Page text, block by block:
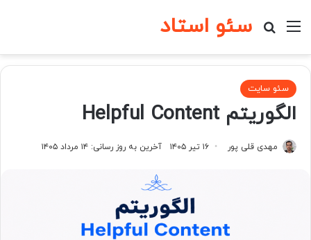
سئو استاد منو جستجو برای
سئو سایت
الگوریتم Helpful Content
مهدی قلی پور ۱۶ تیر ۱۴۰۵ آخرین به روز رسانی: ۱۴ مرداد ۱۴۰۵